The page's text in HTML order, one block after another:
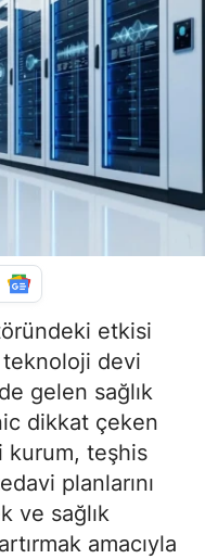
etkisi
devi
gelen sağlık
dikkat çeken
kurum, teşhis
planlarını
ve sağlık
amacıyla